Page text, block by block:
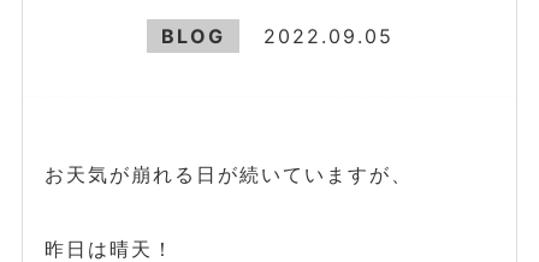
BLOG 2022.09.05
お天気が崩れる日が続いていますが、
昨日は晴天！